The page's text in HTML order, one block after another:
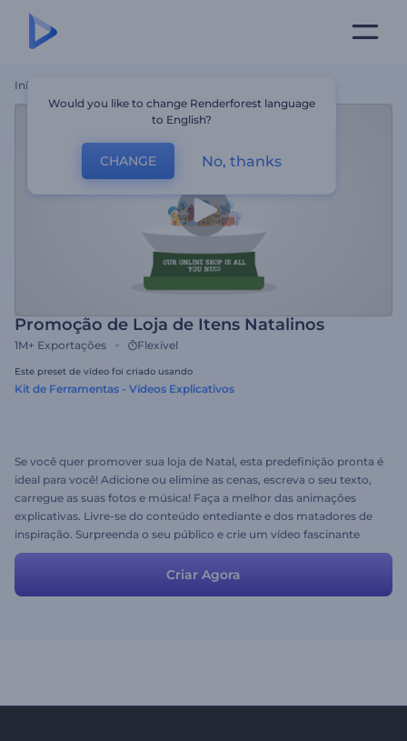
Início
Promoção de Loja de Itens Natalinos
1M+ Exportações Flexível
Este preset de vídeo foi criado usando
Kit de Ferramentas - Vídeos Explicativos
Se você quer promover sua loja de Natal, esta predefinição pronta é
ideal para você! Adicione ou elimine as cenas, escreva o seu texto,
carregue as suas fotos e música! Faça a melhor das animações
explicativas. Livre-se do conteúdo entediante e dos matadores de
inspiração. Surpreenda o seu público e crie um vídeo fascinante
com a ajuda do nosso super prático Kit Ferramentas Vídeo
Criar Agora
Would you like to change Renderforest language
to English?
CHANGE No, thanks